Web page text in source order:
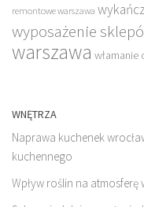
remontowe warszawa
wyposażenie
warszawa włamanie
WNĘTRZA
Naprawa kuchenek
kuchennego
Wpływ roślin na